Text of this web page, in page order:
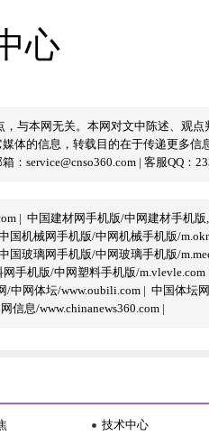
心
，与本网无关。本网对文中陈述、观
体的信息，转载目的在于传递更多
：service@cnso360.com | 客服QQ：
| 中国建材网手机版/中网建材手机版
国机械网手机版/中网机械手机版/
国玻璃网手机版/中网玻璃手机版/
网手机版/中网塑料手机版/m.vlevle.com
/中网体坛/www.oubili.com | 中国体坛
信息/www.chinanews360.com |
技术中心